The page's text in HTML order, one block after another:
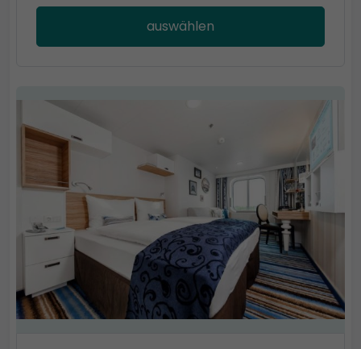
auswählen